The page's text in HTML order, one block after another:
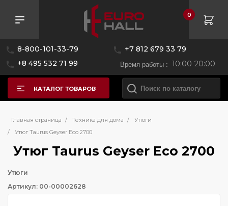
8-800-101-33-79
+7 812 679 33 79
+8 495 532 71 99
Время работы : 10:00-20:00
0
КАТАЛОГ ТОВАРОВ
Главная страница / Техника для дома /
Утюги
/
Утюг Taurus Geyser Eco 2700
Утюг Taurus Geyser Eco 2700
Утюги
Артикул: 00-00002628